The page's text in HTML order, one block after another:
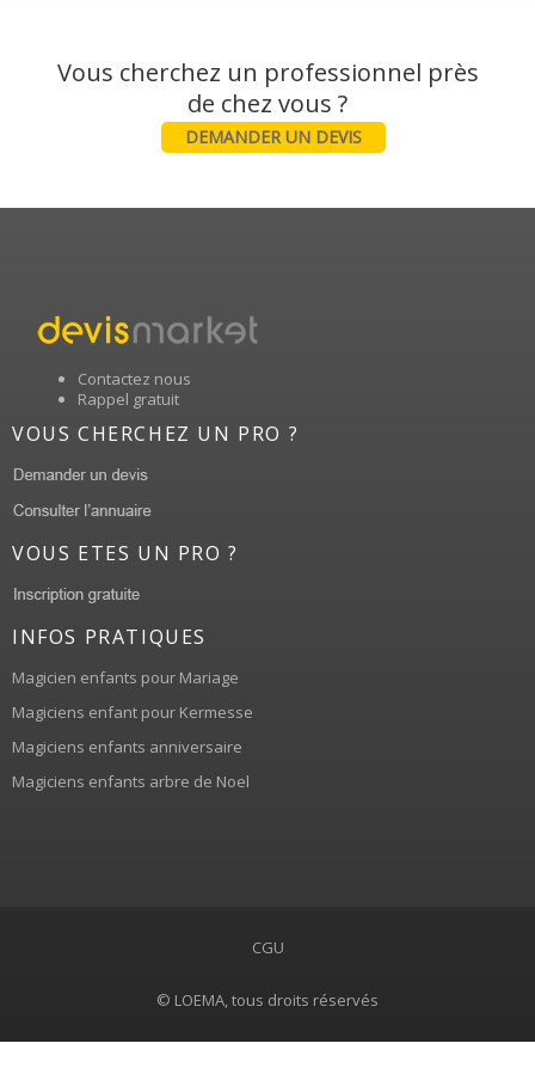
Vous cherchez un professionnel près
DEMANDER UN DEVIS
Contactez nous
Rappel gratuit
VOUS CHERCHEZ UN PRO ?
VOUS ETES UN PRO ?
INFOS PRATIQUES
Magicien enfants pour Mariage
Magiciens enfant pour Kermesse
Magiciens enfants anniversaire
Magiciens enfants arbre de Noel
CGU
© LOEMA, tous droits réservés